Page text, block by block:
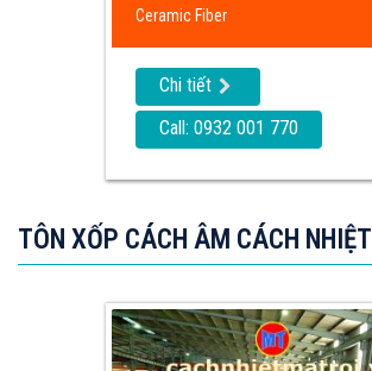
Ceramic Fiber
Chi tiết
Call: 0932 001 770
TÔN XỐP CÁCH ÂM CÁCH NHIỆT